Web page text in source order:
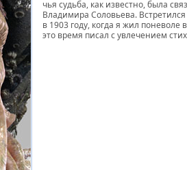
чья судьба, как известно, была
Владимира Соловьева.
в 1903 году, когда я жил
это время писал с увлечением